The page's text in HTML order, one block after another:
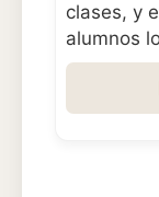
clases, y
alumnos